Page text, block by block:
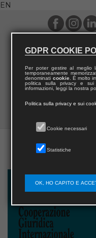
EN
GDPR COOKIE
Per poter gestire al meglio
temporaneamente
denominati cookie. È molto
politica sulla privacy e
informazioni, leggi la nostra
Politica sulla privacy e sui
Cookie necessari
Statistiche
OK, HO CAPITO E